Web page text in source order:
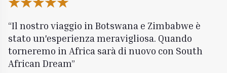
Il nostro viaggio in Botswana e Zimbabwe è
stato un'esperienza meravigliosa. Quando
torneremo in Africa sarà di nuovo con South
African Dream